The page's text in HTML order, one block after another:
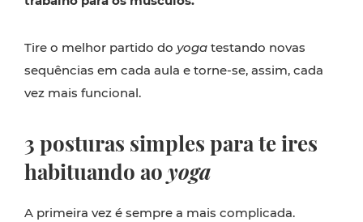
Tire o melhor partido do yoga testando novas
sequências em cada aula e torne-se, assim, cada
vez mais funcional.
3 posturas simples para te ires
habituando ao yoga
A primeira vez é sempre a mais complicada.